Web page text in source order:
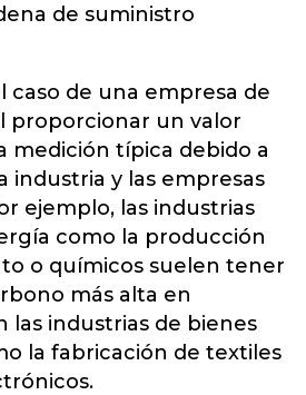
de suministro
caso de una empresa de
proporcionar un valor
medición típica debido a
industria y las empresas
ejemplo, las industrias
como la producción
o químicos suelen tener
más alta en
las industrias de bienes
la fabricación de textiles